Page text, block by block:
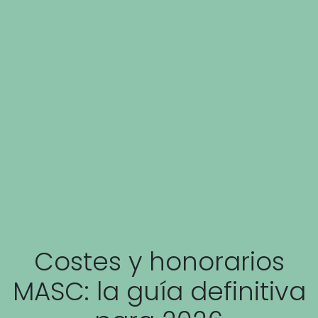
Costes y honorarios
MASC: la guía definitiva